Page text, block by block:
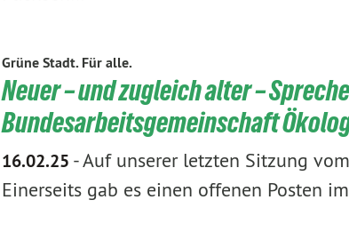
Grüne Stadt. Für alle.
Neuer – und zugleich alter –
Bundesarbeitsgemeinschaft
16.02.25 -Auf unserer letzten Sitzung
Einerseits gab es einen offenen Posten